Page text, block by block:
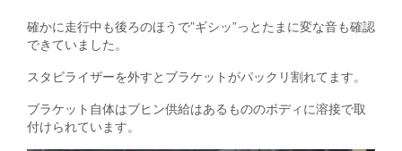
確かに走行中も後ろのほうで”ギシッ”っとたまに変な音も確認
できていました。
スタビライザーを外すとブラケットがパックリ割れてます。
ブラケット自体はブヒン供給はあるもののボディに溶接で取
付けられています。